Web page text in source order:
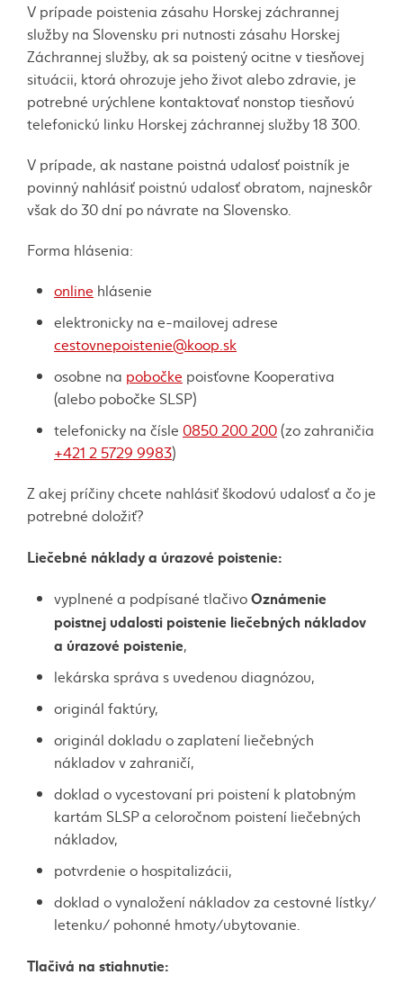
V prípade poistenia zásahu Horskej záchrannej
služby na Slovensku pri nutnosti zásahu Horskej
Záchrannej služby, ak sa poistený ocitne v tiesňovej
situácii, ktorá ohrozuje jeho život alebo zdravie, je
potrebné urýchlene kontaktovať nonstop tiesňovú
telefonickú linku Horskej záchrannej služby 18 300.
V prípade, ak nastane poistná udalosť poistník je
povinný nahlásiť poistnú udalosť obratom, najneskôr
však do 30 dní po návrate na Slovensko.
Forma hlásenia:
online hlásenie
elektronicky na e-mailovej adrese
cestovnepoistenie@koop.sk
osobne na pobočke poisťovne Kooperativa
(alebo pobočke SLSP)
telefonicky na čísle 0850 200 200(zo zahraničia
+421 2 5729 9983)
Z akej príčiny chcete nahlásiť škodovú udalosť a čo je
potrebné doložiť?
Liečebné náklady a úrazové poistenie:
vyplnené a podpísané tlačivoOznámenie
poistnej udalosti poistenie liečebných nákladov
a úrazové poistenie,
lekárska správa s uvedenou diagnózou,
originál faktúry,
originál dokladu o zaplatení liečebných
nákladov v zahraničí,
doklad o vycestovaní pri poistení k platobným
kartám SLSP a celoročnom poistení liečebných
nákladov,
potvrdenie o hospitalizácii,
doklad o vynaložení nákladov za cestovné lístky/
letenku/ pohonné hmoty/ubytovanie.
Tlačivá na stiahnutie: